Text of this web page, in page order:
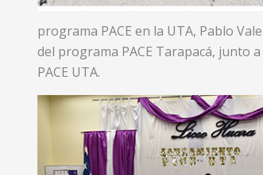
programa PACE en la UTA, Pablo
del programa PACE Tarapacá, junto
PACE UTA.